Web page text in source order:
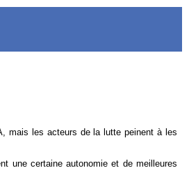
mais les acteurs de la lutte peinent à les
une certaine autonomie et de meilleures